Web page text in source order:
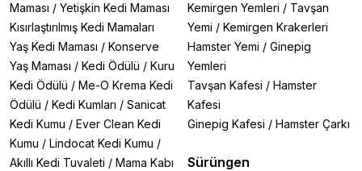
Maması / Yetişkin Kedi Maması
Kısırlaştırılmış Kedi Mamaları
Yaş Kedi Maması / Konserve
Yaş Maması / Kedi Ödülü / Kuru
Kedi Ödülü / Me-O Krema Kedi
Ödülü / Kedi Kumları / Sanicat
Kedi Kumu / Ever Clean Kedi
Kumu / Lindocat Kedi Kumu /
Akıllı Kedi Tuvaleti / Mama Kabı
Kemirgen Yemleri / Tavşan
Yemi / Kemirgen Krakerleri
Hamster Yemi / Ginepig
Yemleri
Tavşan Kafesi / Hamster
Kafesi
Ginepig Kafesi / Hamster Çarkı
Sürüngen